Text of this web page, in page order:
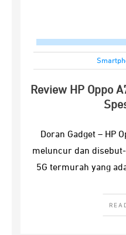
Review HP Oppo
Doran Gadget – HP
meluncur dan
5G termurah yang